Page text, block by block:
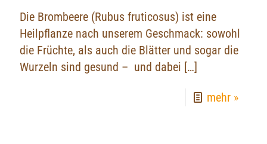
Die Brombeere (Rubus fruticosus) ist eine
Heilpflanze nach unserem Geschmack: sowohl
die Früchte, als auch die Blätter und sogar die
Wurzeln sind gesund – und dabei […]
mehr »